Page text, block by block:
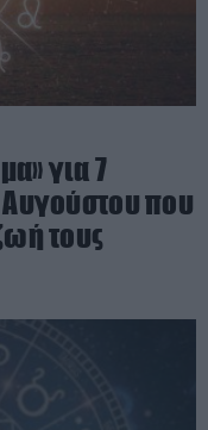
για 7
που
τους